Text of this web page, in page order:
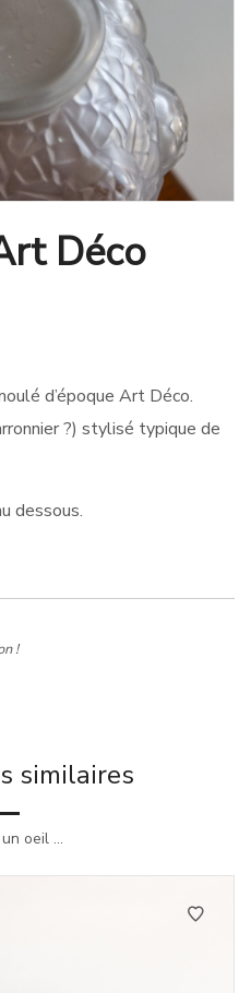
Déco
d’époque Art Déco.
?) stylisé typique de
dessous.
!
similaires
oeil ...